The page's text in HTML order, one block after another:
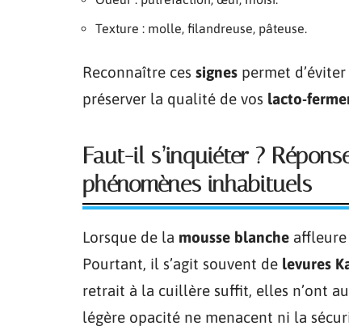
Texture : molle, filandreuse, pâteuse.
Reconnaître ces signes permet
préserver la qualité de vos lacto-
Faut-il s’inquiéter ?
phénomènes inhabituels
Lorsque de la mousse blanche
Pourtant, il s’agit souvent de levures
retrait à la cuillère suffit, elles n’ont
légère opacité ne menacent ni la